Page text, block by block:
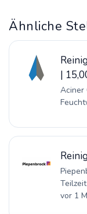
Ähnliche
|
Aciner
Teilzeit
vor 1